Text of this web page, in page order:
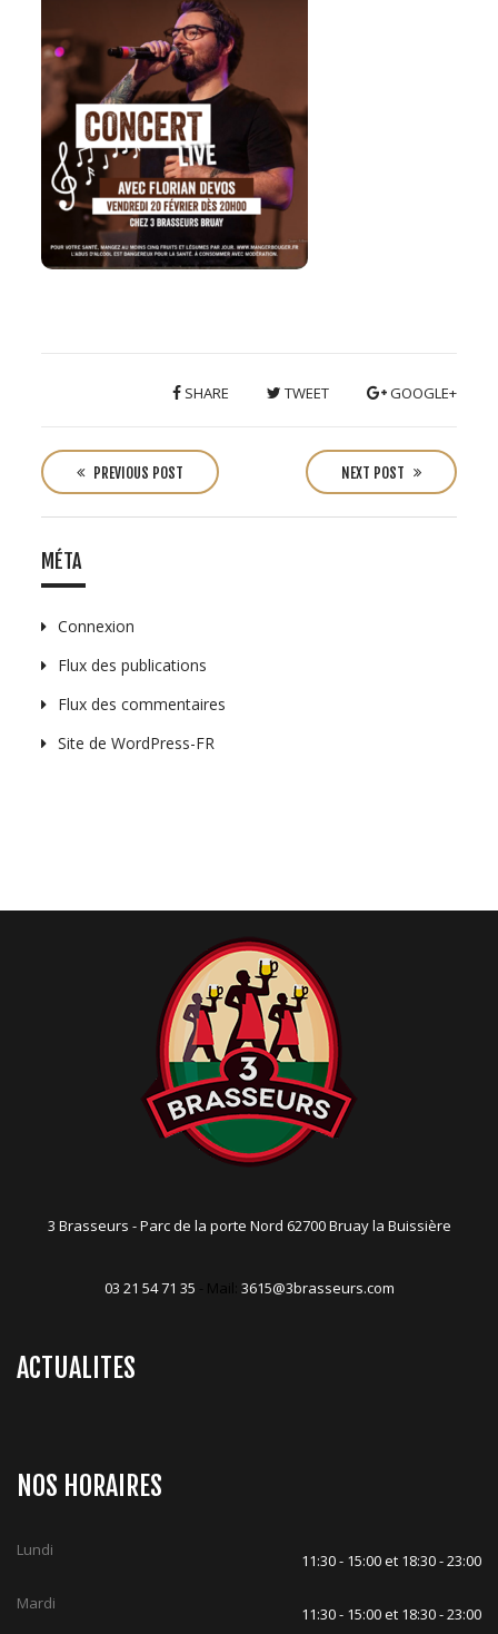
SHARE TWEET GOOGLE+
o
s
t
n
a
v
g
a
t
i
PREVIOUS POST NEXT POST
MÉTA
Connexion
Flux des publications
Flux des commentaires
Site de WordPress-FR
3 Brasseurs - Parc de la porte Nord 62700 Bruay la Buissière
03 21 54 71 35 - Mail: 3615@3brasseurs.com
ACTUALITES
NOS HORAIRES
Lundi
11:30 - 15:00 et 18:30 - 23:00
Mardi
11:30 - 15:00 et 18:30 - 23:00